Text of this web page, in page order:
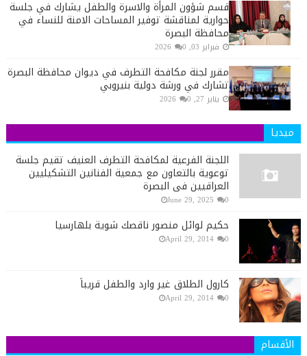
قسم شؤون المرأة والاسرة والطفل يشارك في جلسة
حوارية لمناقشة توفير المساحات الامنة للنساء في
محافظة البصرة
فبراير 03, 2026 0
مقرر لجنة مكافحة التطرف في ديوان محافظة البصرة
تشارك في ورشة دولية بنيروبي
يناير 27, 2026 0
ميديا
اللجنة الفرعية لمكافحة التطرف العنيف تقيم جلسة
توعوية بالتعاون مع جمعية الفنانين التشكيليين
العراقيين في البصرة
June 29, 2025 0
حكيم لوائل منصور ناقصك شوية بلهارسيا
April 29, 2014 0
كارول الطلاق غير وارد والطفل قريباً
April 29, 2014 0
الأقسام